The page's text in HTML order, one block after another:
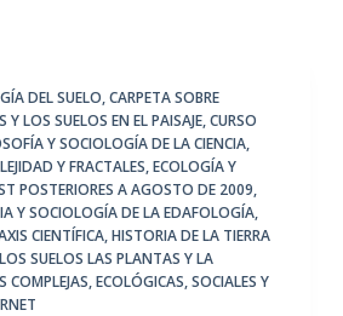
DEL SUELO,CARPETA SOBRE
Y LOS SUELOS EN EL PAISAJE,CURSO
Y SOCIOLOGÍA DE LA CIENCIA,
Y FRACTALES,ECOLOGÍA Y
POSTERIORES A AGOSTO DE 2009,
Y SOCIOLOGÍA DE LA EDAFOLOGÍA,
CIENTÍFICA,HISTORIA DE LA TIERRA
LOS SUELOS LAS PLANTAS Y LA
COMPLEJAS, ECOLÓGICAS, SOCIALES Y